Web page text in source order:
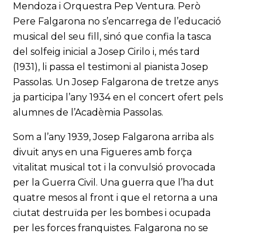
Mendoza i Orquestra Pep Ventura. Però
Pere Falgarona no s’encarrega de l’educació
musical del seu fill, sinó que confia la tasca
del solfeig inicial a Josep Cirilo i, més tard
(1931), li passa el testimoni al pianista Josep
Passolas. Un Josep Falgarona de tretze anys
ja participa l’any 1934 en el concert ofert pels
alumnes de l’Acadèmia Passolas.
Som a l’any 1939, Josep Falgarona arriba als
divuit anys en una Figueres amb força
vitalitat musical tot i la convulsió provocada
per la Guerra Civil. Una guerra que l’ha dut
quatre mesos al front i que el retorna a una
ciutat destruïda per les bombes i ocupada
per les forces franquistes. Falgarona no se